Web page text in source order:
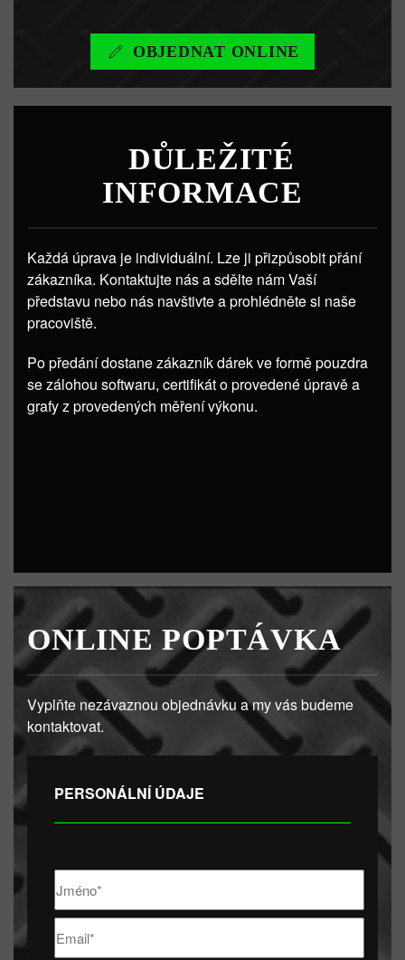
OBJEDNAT ONLINE
DŮLEŽITÉ
INFORMACE
Každá úprava je individuální. Lze ji přizpůsobit přání
zákazníka. Kontaktujte nás a sdělte nám Vaší
představu nebo nás navštivte a prohlédněte si naše
pracoviště.
Po předání dostane zákazník dárek ve formě pouzdra
se zálohou softwaru, certifikát o provedené úpravě a
grafy z provedených měření výkonu.
ONLINE POPTÁVKA
Vyplňte nezávaznou objednávku a my vás budeme
kontaktovat.
PERSONÁLNÍ ÚDAJE